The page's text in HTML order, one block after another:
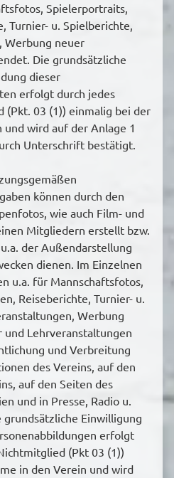
Spielerportraits,
Turnier- u. Spielberichte,
Werbung neuer
Die grundsätzliche
dieser
erfolgt durch jedes
03 (1)) einmalig bei der
wird auf der Anlage 1
Unterschrift bestätigt.
können durch den
wie auch Film- und
Mitgliedern erstellt bzw.
der Außendarstellung
dienen. Im Einzelnen
u.a. für Mannschaftsfotos,
Reiseberichte, Turnier- u.
Werbung
Lehrveranstaltungen
und Verbreitung
des Vereins, auf den
auf den Seiten des
und in Presse, Radio u.
Einwilligung
erfolgt
(Pkt 03 (1))
in den Verein und wird